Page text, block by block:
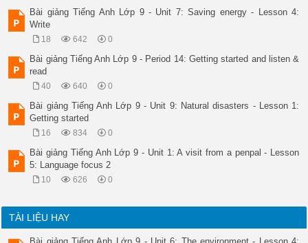
6
7
8
The newspapers , magazines , television , radios and
media
criers
news
inexpensive
interactive
about
read
teenages
Unit 5 : The media
Lesson1: Getting started + Listen and read
I. Vocabulary
* Dictation gap :
*Grammar: Verb + Gerund
Unit 5 : The media
Lesson1: Getting started + Listen and read
Bài giảng Tiếng Anh Lớp 9 - Unit 7: Saving energy - Lesson 4:
Write
18 642 0
Bài giảng Tiếng Anh Lớp 9 - Period 14: Getting started and listen &
read
40 640 0
Bài giảng Tiếng Anh Lớp 9 - Unit 9: Natural disasters - Lesson 1:
Getting started
16 834 0
Bài giảng Tiếng Anh Lớp 9 - Unit 1: A visit from a penpal - Lesson
5: Language focus 2
10 626 0
TÀI LIỆU HAY